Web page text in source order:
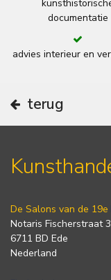
documentatie
advies interieur en
terug
De Salons van de 19e
Notaris Fischerstraat
6711 BD Ede
Nederland